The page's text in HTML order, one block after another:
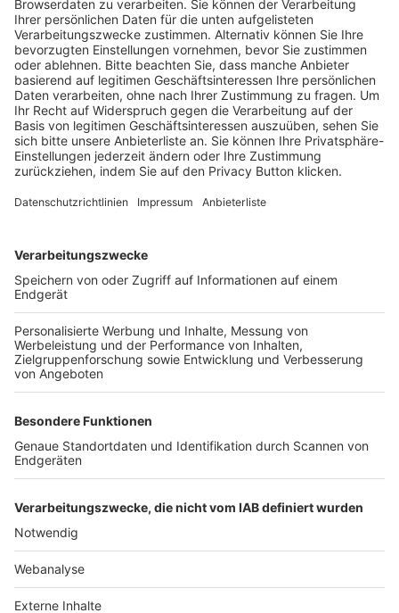
Trainerausbildung
Schulungsangebot Vereinsmitarbeiter
BFV-Geschäftsstellen
Trainerbörse
Login SpielPlus
FOLGE DEM BFV
TOP-VEREINE
TOP-PARTNER
Nutzungsbedingungen Datenschutz Impressum